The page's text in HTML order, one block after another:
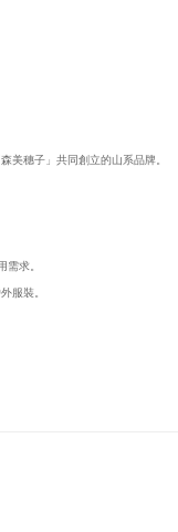
美穗子」共同創立的山系品牌。
求。
服裝。